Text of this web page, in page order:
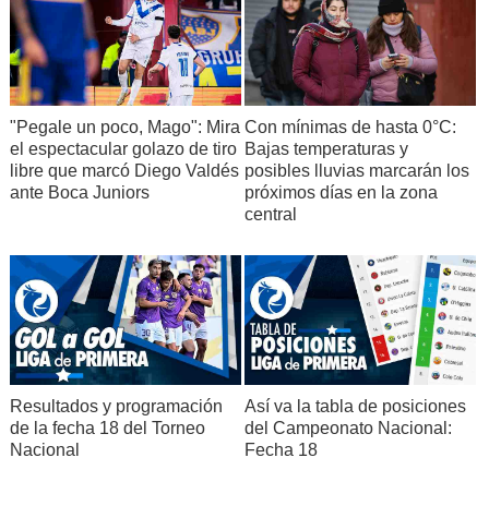
"Pegale un poco, Mago": Mira
el espectacular golazo de tiro
libre que marcó Diego Valdés
ante Boca Juniors
Con mínimas de hasta 0°C:
Bajas temperaturas y
posibles lluvias marcarán los
próximos días en la zona
central
Resultados y programación
de la fecha 18 del Torneo
Nacional
Así va la tabla de posiciones
del Campeonato Nacional:
Fecha 18